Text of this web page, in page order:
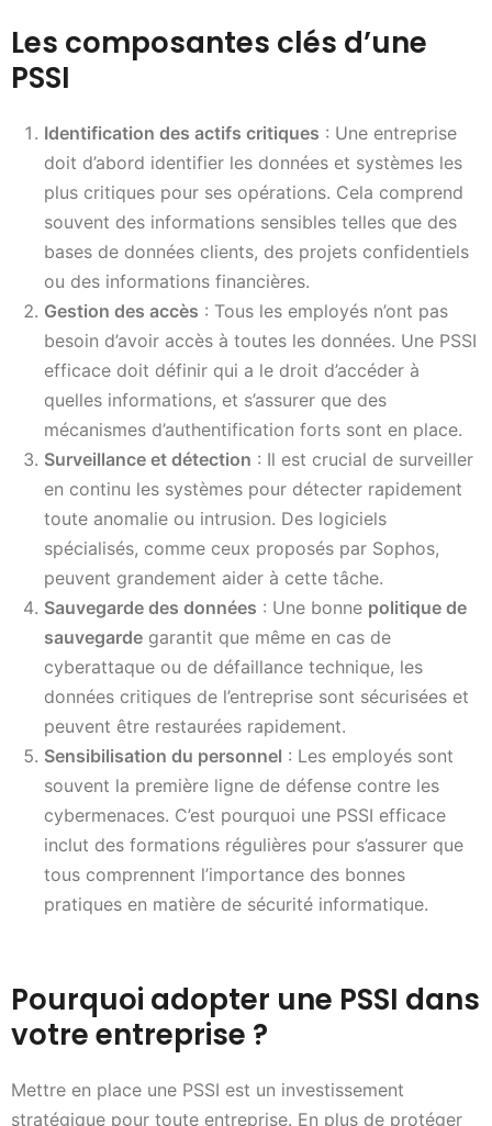
Les composantes clés d’une
PSSI
Identification des actifs critiques : Une entreprise
doit d’abord identifier les données et systèmes les
plus critiques pour ses opérations. Cela comprend
souvent des informations sensibles telles que des
bases de données clients, des projets confidentiels
ou des informations financières.
Gestion des accès : Tous les employés n’ont pas
besoin d’avoir accès à toutes les données. Une PSSI
efficace doit définir qui a le droit d’accéder à
quelles informations, et s’assurer que des
mécanismes d’authentification forts sont en place.
Surveillance et détection : Il est crucial de surveiller
en continu les systèmes pour détecter rapidement
toute anomalie ou intrusion. Des logiciels
spécialisés, comme ceux proposés par Sophos,
peuvent grandement aider à cette tâche.
Sauvegarde des données : Une bonne politique de
sauvegarde garantit que même en cas de
cyberattaque ou de défaillance technique, les
données critiques de l’entreprise sont sécurisées et
peuvent être restaurées rapidement.
Sensibilisation du personnel : Les employés sont
souvent la première ligne de défense contre les
cybermenaces. C’est pourquoi une PSSI efficace
inclut des formations régulières pour s’assurer que
tous comprennent l’importance des bonnes
pratiques en matière de sécurité informatique.
Pourquoi adopter une PSSI dans
votre entreprise ?
Mettre en place une PSSI est un investissement
stratégique pour toute entreprise. En plus de protéger